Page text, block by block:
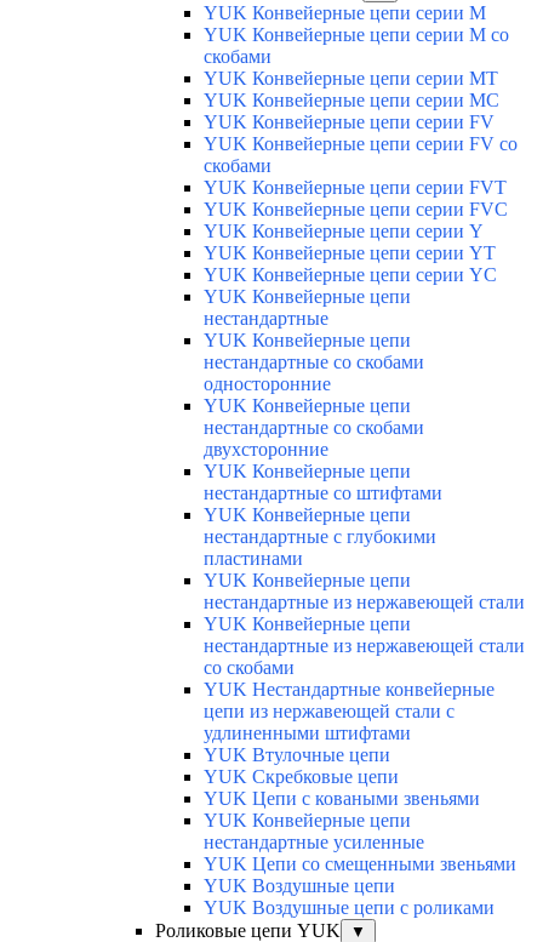
YUK Конвейерные цепи серии М
YUK Конвейерные цепи серии М со
скобами
YUK Конвейерные цепи серии МТ
YUK Конвейерные цепи серии МС
YUK Конвейерные цепи серии FV
YUK Конвейерные цепи серии FV со
скобами
YUK Конвейерные цепи серии FVT
YUK Конвейерные цепи серии FVC
YUK Конвейерные цепи серии Y
YUK Конвейерные цепи серии YТ
YUK Конвейерные цепи серии YС
YUK Конвейерные цепи
нестандартные
YUK Конвейерные цепи
нестандартные со скобами
односторонние
YUK Конвейерные цепи
нестандартные со скобами
двухсторонние
YUK Конвейерные цепи
нестандартные со штифтами
YUK Конвейерные цепи
нестандартные с глубокими
пластинами
YUK Конвейерные цепи
нестандартные из нержавеющей стали
YUK Конвейерные цепи
нестандартные из нержавеющей стали
со скобами
YUK Нестандартные конвейерные
цепи из нержавеющей стали с
удлиненными штифтами
YUK Втулочные цепи
YUK Скребковые цепи
YUK Цепи с коваными звеньями
YUK Конвейерные цепи
нестандартные усиленные
YUK Цепи со смещенными звеньями
YUK Воздушные цепи
YUK Воздушные цепи с роликами
Роликовые цепи YUK
▼